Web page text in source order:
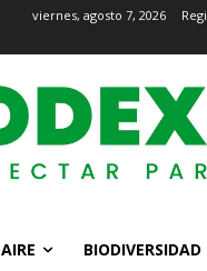
viernes, agosto 7, 2026
AIRE BIODIVERSIDAD